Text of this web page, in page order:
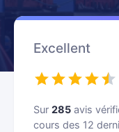
Excellent
Sur 285 avis
cours des 12